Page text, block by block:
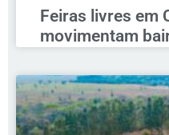
Feiras livres em
movimentam